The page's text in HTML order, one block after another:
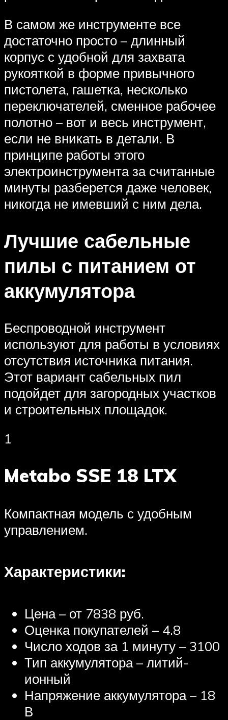
В самом же инструменте все
достаточно просто – длинный
корпус с удобной для захвата
рукояткой в форме привычного
пистолета, гашетка, несколько
переключателей, сменное рабочее
полотно – вот и весь инструмент,
если не вникать в детали. В
принципе работы этого
электроинструмента за считанные
минуты разберется даже человек,
никогда не имевший с ним дела.
Лучшие сабельные
пилы с питанием от
аккумулятора
Беспроводной инструмент
используют для работы в условиях
отсутствия источника питания.
Этот вариант сабельных пил
подойдет для загородных участков
и строительных площадок.
1
Metabo SSE 18 LTX
Компактная модель с удобным
управлением.
Характеристики:
Цена – от 7838 руб.
Оценка покупателей – 4.8
Число ходов за 1 минуту – 3100
Тип аккумулятора – литий-
ионный
Напряжение аккумулятора – 18
В